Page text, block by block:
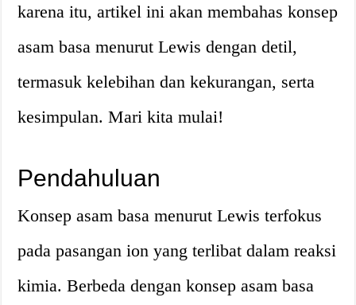
karena itu, artikel ini akan membahas konsep
asam basa menurut Lewis dengan detil,
termasuk kelebihan dan kekurangan, serta
kesimpulan. Mari kita mulai!
Pendahuluan
Konsep asam basa menurut Lewis terfokus
pada pasangan ion yang terlibat dalam reaksi
kimia. Berbeda dengan konsep asam basa